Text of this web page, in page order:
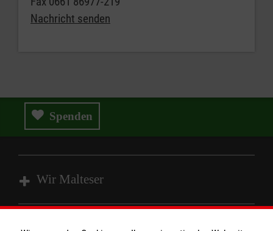
Nachricht senden
Spenden
Wir Malteser